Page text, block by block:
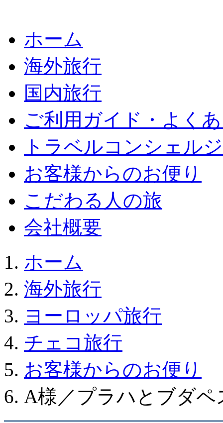
ホーム
海外旅行
国内旅行
ご利用ガイド・よく
トラベルコンシェル
お客様からのお便り
こだわる人の旅
会社概要
ホーム
海外旅行
ヨーロッパ旅行
チェコ旅行
お客様からのお便り
A様／プラハとブダペ